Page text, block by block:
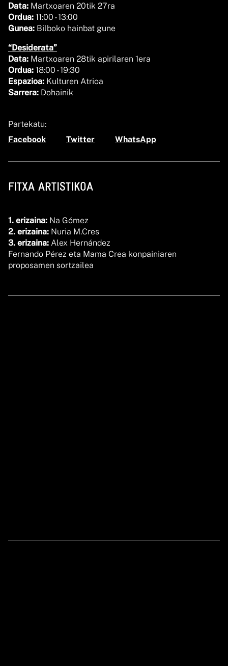
Data: Martxoaren 20tik 27ra
Ordua: 11:00 - 13:00
Gunea: Bilboko hainbat gune
“Desiderata”
Data: Martxoaren 28tik apirilaren 1era
Ordua: 18:00 - 19:30
Espazioa: Kulturen Atrioa
Sarrera: Dohainik
Partekatu:
Facebook
Twitter WhatsApp
FITXA ARTISTIKOA
1. erizaina: Na Gómez
2. erizaina: Nuria M.Cres
3. erizaina: Alex Hernández
Fernando Pérez eta Mama Crea konpainiaren
proposamen sortzailea